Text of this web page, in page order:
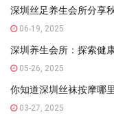
深圳丝足养生会所分享
06-19, 2025
深圳养生会所：探索健
05-26, 2025
你知道深圳丝袜按摩哪
03-27, 2025